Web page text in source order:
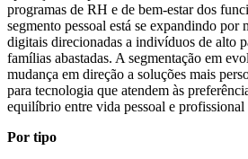
programas de RH e de bem-estar dos
segmento pessoal está se expandindo por
digitais direcionadas a indivíduos de alto
famílias abastadas. A segmentação em
mudança em direção a soluções mais
para tecnologia que atendem às
equilíbrio entre vida pessoal e
Por tipo